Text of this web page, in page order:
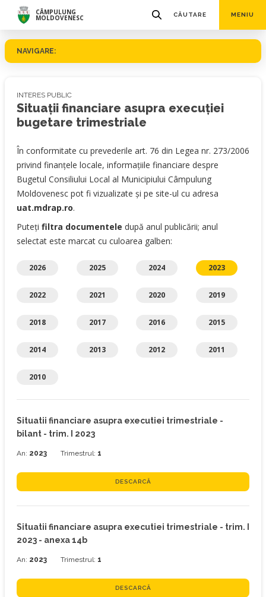
CÂMPULUNG
MOLDOVENESC CĂUTARE MENIU
NAVIGARE:
INTERES PUBLIC
Situaţii financiare asupra execuției
bugetare trimestriale
În conformitate cu prevederile art. 76 din Legea nr. 273/2006
privind finanţele locale, informaţiile financiare despre
Bugetul Consiliului Local al Municipiului Câmpulung
Moldovenesc pot fi vizualizate şi pe site-ul cu adresa
uat.mdrap.ro.
Puteți filtra documentele după anul publicării; anul
selectat este marcat cu culoarea galben:
2026 2025 2024 2023
2022 2021 2020 2019
2018 2017 2016 2015
2014 2013 2012 2011
2010
Situatii financiare asupra executiei trimestriale -
bilant - trim. I 2023
An: 2023 Trimestrul: 1
DESCARCĂ
Situatii financiare asupra executiei trimestriale - trim. I
2023 - anexa 14b
An: 2023 Trimestrul: 1
DESCARCĂ